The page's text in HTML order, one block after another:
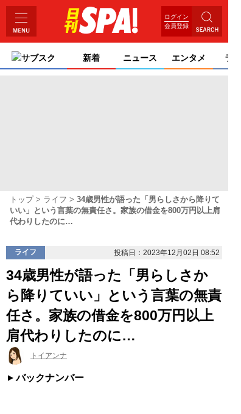
ログイン
会員登録
サブスク 新着 ニュース エンタメ ライ
トップ ライフ
34歳男性が語った「男らしさから降りて
いい」という言葉の無責任さ。家族の借金を800万円以上肩
代わりしたのに…
ライフ 投稿日：2023年12月02日 08:52
34歳男性が語った「男らしさか
ら降りていい」という言葉の無責
任さ。家族の借金を800万円以上
肩代わりしたのに…
トイアンナ
バックナンバー